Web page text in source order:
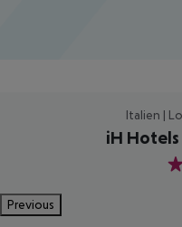
Italien |
iH
4
Previous